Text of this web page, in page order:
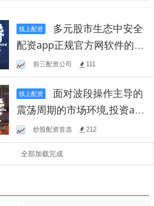
线上配资
配资app正规官方网软件的信
息披露及时性管
前三配资公司 111
线上配资
面对波段操作主导的
震荡周期的市场环境,投资ap
p平台的策略适
炒股配资首选 212
全部加载完成